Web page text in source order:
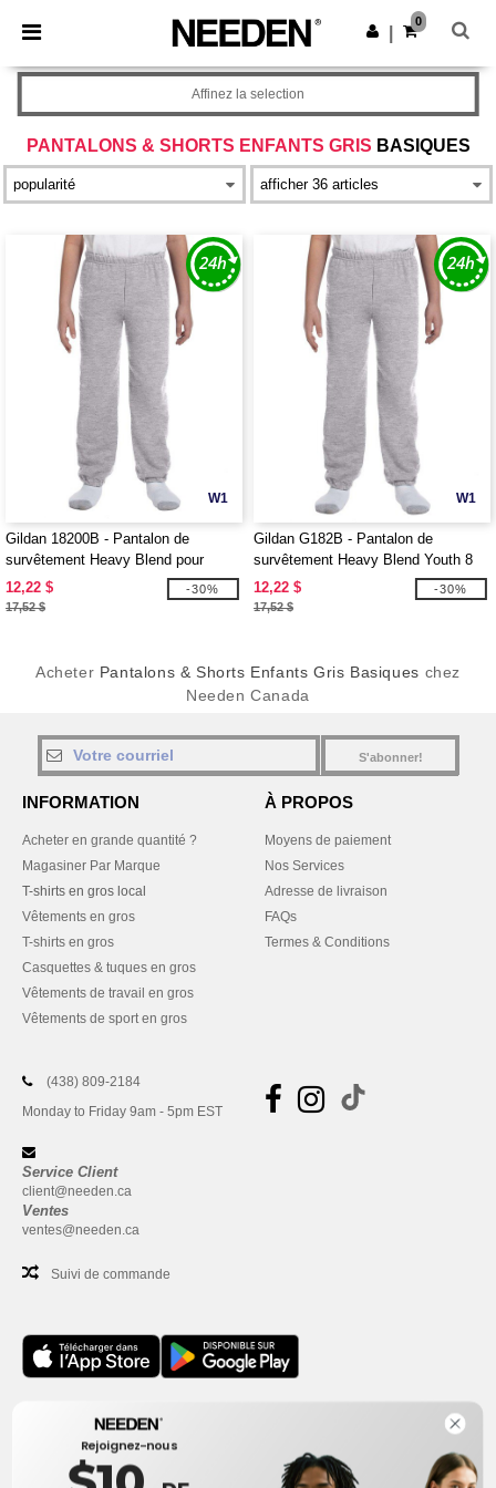
× Appli Needen
Meilleurs prix sur l’app !
Obtenir l'appli
0
PANTALONS & SHORTS ENFANTS GRIS BASIQUES
Affinez la selection
W1
Gildan 18200B - Pantalon de
survêtement Heavy Blend pour
jeunes
12,22 $
17,52 $
-30%
W1
Gildan G182B - Pantalon de
survêtement Heavy Blend Youth 8
oz., 50/50
12,22 $
17,52 $
-30%
Acheter Pantalons & Shorts Enfants Gris Basiques chez
Needen Canada
S'abonner!
INFORMATION
Acheter en grande quantité ?
Magasiner Par Marque
T-shirts en gros local
Vêtements en gros
T-shirts en gros
Casquettes & tuques en gros
Vêtements de travail en gros
Vêtements de sport en gros
À PROPOS
Moyens de paiement
Nos Services
Adresse de livraison
FAQs
Termes & Conditions
(438) 809-2184
Monday to Friday 9am - 5pm EST
Service Client
client@needen.ca
Ventes
ventes@needen.ca
Suivi de commande
Bureau
One Dundas Street West Suite 2500
Toronto, Ontario, M5G 1Z3
Rejoignez-nous